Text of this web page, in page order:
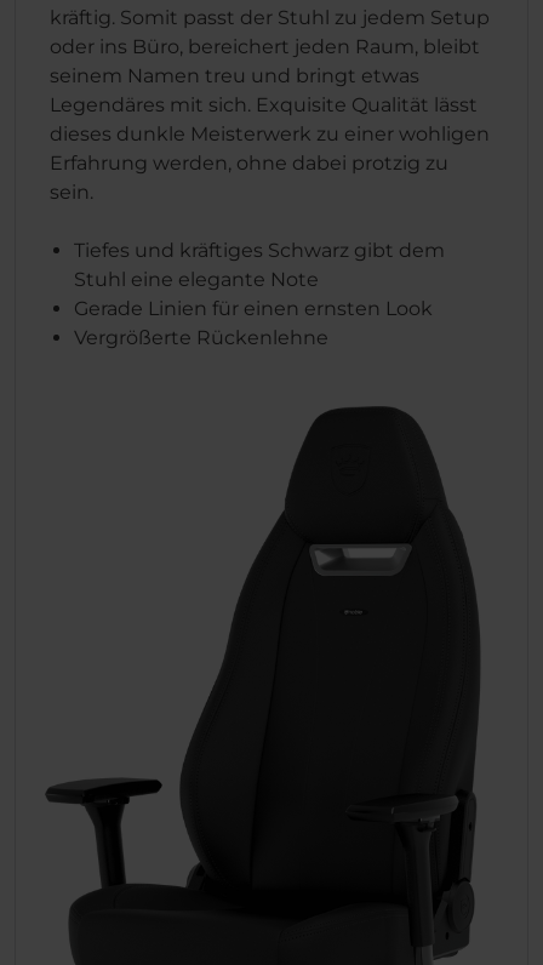
kräftig. Somit passt der Stuhl zu jedem Setup
oder ins Büro, bereichert jeden Raum, bleibt
seinem Namen treu und bringt etwas
Legendäres mit sich. Exquisite Qualität lässt
dieses dunkle Meisterwerk zu einer wohligen
Erfahrung werden, ohne dabei protzig zu
sein.
Tiefes und kräftiges Schwarz gibt dem
Stuhl eine elegante Note
Gerade Linien für einen ernsten Look
Vergrößerte Rückenlehne